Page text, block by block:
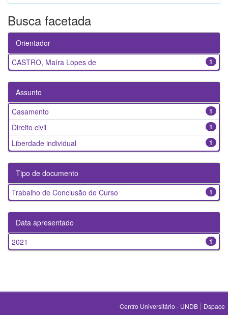
Busca facetada
Orientador
1
CASTRO, Maíra Lopes de
Assunto
1
Casamento
1
Direito civil
1
Liberdade individual
Tipo de documento
1
Trabalho de Conclusão de Curso
Data apresentado
1
2021
Centro Universitário - UNDB | Dspace